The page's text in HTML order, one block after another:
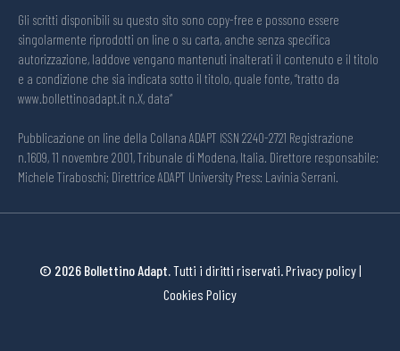
Gli scritti disponibili su questo sito sono copy-free e possono essere
singolarmente riprodotti on line o su carta, anche senza specifica
autorizzazione, laddove vengano mantenuti inalterati il contenuto e il titolo
e a condizione che sia indicata sotto il titolo, quale fonte, “tratto da
www.bollettinoadapt.it n.X, data“
Pubblicazione on line della Collana ADAPT ISSN 2240-2721 Registrazione
n.1609, 11 novembre 2001, Tribunale di Modena, Italia. Direttore responsabile:
Michele Tiraboschi; Direttrice ADAPT University Press: Lavinia Serrani.
© 2026 Bollettino Adapt.Tutti i diritti riservati.Privacy policy|
Cookies Policy